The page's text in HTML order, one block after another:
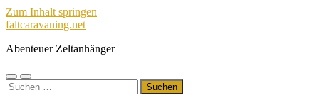
Zum Inhalt springen
faltcaravaning.net
Abenteuer Zeltanhänger
Mobile-
Menü
Suchfeld
ein-/ausblenden
Suchen
nach: